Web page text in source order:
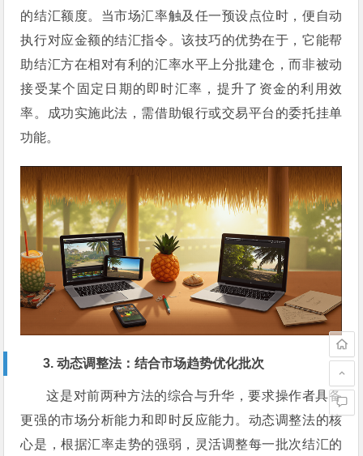
的结汇额度。当市场汇率触及任一预设点位时，便自动
执行对应金额的结汇指令。该技巧的优势在于，它能帮
助结汇方在相对有利的汇率水平上分批建仓，而非被动
接受某个固定日期的即时汇率，提升了资金的利用效
率。成功实施此法，需借助银行或交易平台的委托挂单
功能。
3. 动态调整法：结合市场趋势优化批次
这是对前两种方法的综合与升华，要求操作者具备
更强的市场分析能力和即时反应能力。动态调整法的核
心是，根据汇率走势的强弱，灵活调整每一批次结汇的